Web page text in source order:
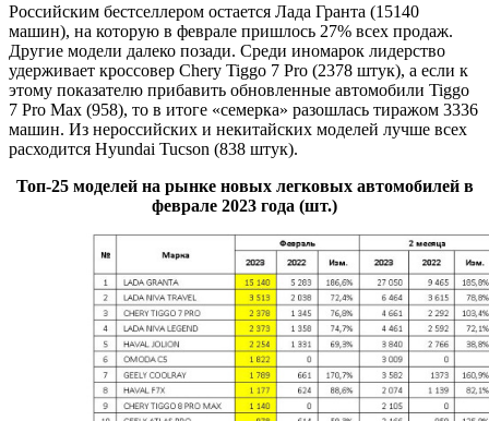
Российским бестселлером остается Лада Гранта (15140
машин), на которую в феврале пришлось 27% всех продаж.
Другие модели далеко позади. Среди иномарок лидерство
удерживает кроссовер Chery Tiggo 7 Pro (2378 штук), а если к
этому показателю прибавить обновленные автомобили Tiggo
7 Pro Max (958), то в итоге «семерка» разошлась тиражом 3336
машин. Из нероссийских и некитайских моделей лучше всех
расходится Hyundai Tucson (838 штук).
Топ-25 моделей на рынке новых легковых автомобилей в
феврале 2023 года (шт.)